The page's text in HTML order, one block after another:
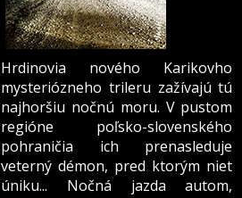
Hrdinovia nového Karikovho
mysteriózneho trileru zažívajú tú
najhoršiu nočnú moru. V pustom
regióne poľsko-slovenského
pohraničia ich prenasleduje
veterný démon, pred ktorým niet
úniku... Nočná jazda autom,